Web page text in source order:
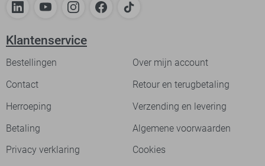
Klantenservice
Bestellingen
Over mijn account
Contact
Retour en terugbetaling
Herroeping
Verzending en levering
Betaling
Algemene voorwaarden
Privacy verklaring
Cookies